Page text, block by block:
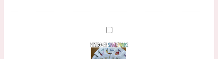
Minibøker
samlepakke